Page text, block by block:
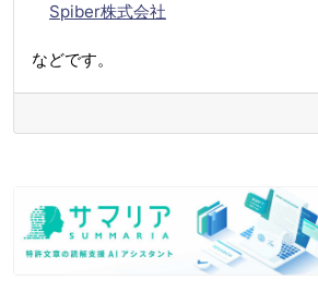
Spiber株式会社
などです。